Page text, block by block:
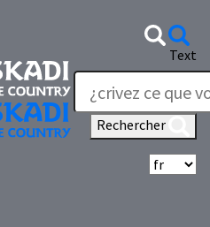
Text
Rechercher